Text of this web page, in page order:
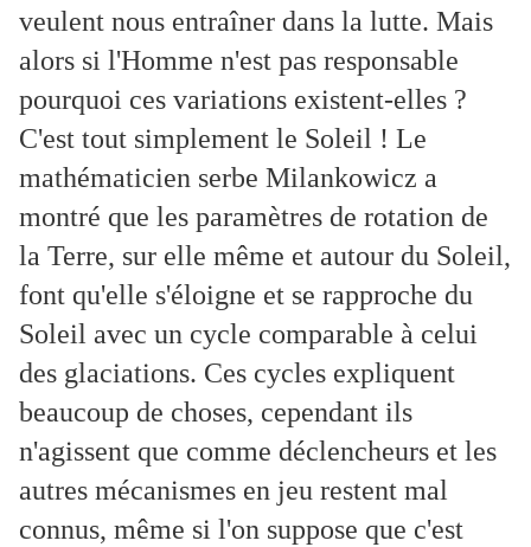
veulent nous entraîner dans la lutte. Mais
alors si l'Homme n'est pas responsable
pourquoi ces variations existent-elles ?
C'est tout simplement le Soleil ! Le
mathématicien serbe Milankowicz a
montré que les paramètres de rotation de
la Terre, sur elle même et autour du Soleil,
font qu'elle s'éloigne et se rapproche du
Soleil avec un cycle comparable à celui
des glaciations. Ces cycles expliquent
beaucoup de choses, cependant ils
n'agissent que comme déclencheurs et les
autres mécanismes en jeu restent mal
connus, même si l'on suppose que c'est